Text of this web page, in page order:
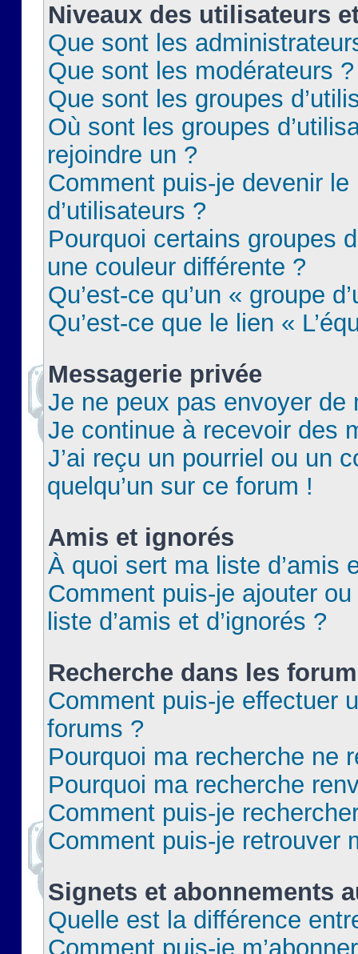
Niveaux des utilisateurs
Que sont les
Que sont les modérateurs ?
Que sont les groupes
Où sont les groupes
rejoindre un ?
Comment puis-je devenir le
d’utilisateurs ?
Pourquoi certains groupes
une couleur différente ?
Qu’est-ce qu’un « groupe
Qu’est-ce que le lien «
Messagerie privée
Je ne peux pas envoyer de
Je continue à recevoir des
J’ai reçu un pourriel ou un
quelqu’un sur ce forum !
Amis et ignorés
À quoi sert ma liste d’amis
Comment puis-je ajouter
liste d’amis et d’ignorés ?
Recherche dans les
Comment puis-je effectuer
forums ?
Pourquoi ma recherche ne
Pourquoi ma recherche
Comment puis-je
Comment puis-je retrouver
Signets et abonnements
Quelle est la différence
Comment puis-je